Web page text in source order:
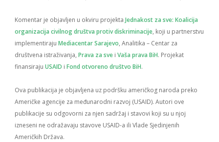
Komentar je objavljen u okviru projekta Jednakost za sve: Koalicija
organizacija civilnog društva protiv diskriminacije, koji u partnerstvu
implementiraju Mediacentar Sarajevo, Analitika – Centar za
društvena istraživanja, Prava za sve i Vaša prava BiH. Projekat
finansiraju USAID i Fond otvoreno društvo BiH.
Ova publikacija je objavljena uz podršku američkog naroda preko
Američke agencije za međunarodni razvoj (USAID). Autori ove
publikacije su odgovorni za njen sadržaj i stavovi koji su u njoj
izneseni ne odražavaju stavove USAID-a ili Vlade Sjedinjenih
Američkih Država.